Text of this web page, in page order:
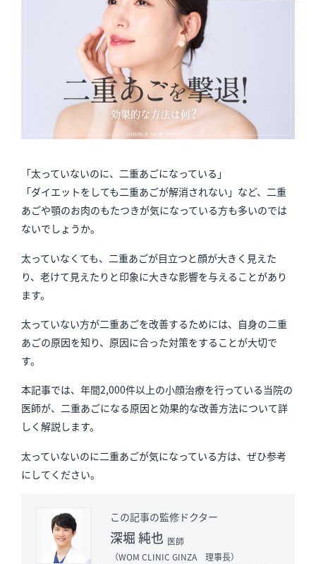
「太っていないのに、二重あごになっている」
「ダイエットをしても二重あごが解消されない」など、二重
あごや顎のお肉のもたつきが気になっている方も多いのでは
ないでしょうか。
太っていなくても、二重あごが目立つと顔が大きく見えた
り、老けて見えたりと印象に大きな影響を与えることがあり
ます。
太っていない方が二重あごを改善するためには、自身の二重
あごの原因を知り、原因に合った対策をすることが大切で
す。
本記事では、年間2,000件以上の小顔治療を行っている当院の
医師が、二重あごになる原因と効果的な改善方法について詳
しく解説します。
太っていないのに二重あごが気になっている方は、ぜひ参考
にしてください。
この記事の監修ドクター
深堀 純也 医師
（WOM CLINIC GINZA 理事長）